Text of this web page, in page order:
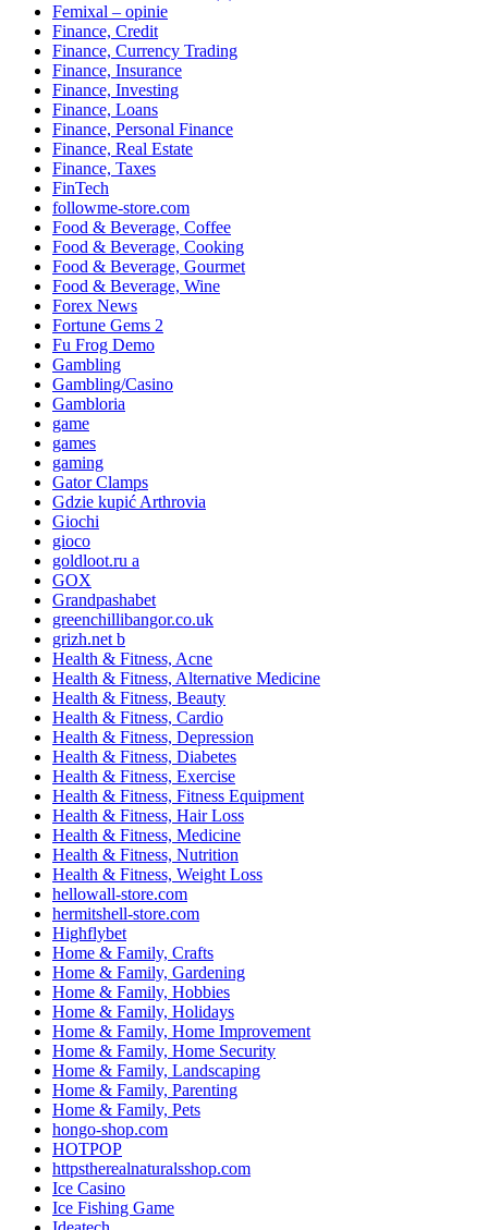
Femixal – opinie
Finance, Credit
Finance, Currency Trading
Finance, Insurance
Finance, Investing
Finance, Loans
Finance, Personal Finance
Finance, Real Estate
Finance, Taxes
FinTech
followme-store.com
Food & Beverage, Coffee
Food & Beverage, Cooking
Food & Beverage, Gourmet
Food & Beverage, Wine
Forex News
Fortune Gems 2
Fu Frog Demo
Gambling
Gambling/Casino
Gambloria
game
games
gaming
Gator Clamps
Gdzie kupić Arthrovia
Giochi
gioco
goldloot.ru a
GOX
Grandpashabet
greenchillibangor.co.uk
grizh.net b
Health & Fitness, Acne
Health & Fitness, Alternative Medicine
Health & Fitness, Beauty
Health & Fitness, Cardio
Health & Fitness, Depression
Health & Fitness, Diabetes
Health & Fitness, Exercise
Health & Fitness, Fitness Equipment
Health & Fitness, Hair Loss
Health & Fitness, Medicine
Health & Fitness, Nutrition
Health & Fitness, Weight Loss
hellowall-store.com
hermitshell-store.com
Highflybet
Home & Family, Crafts
Home & Family, Gardening
Home & Family, Hobbies
Home & Family, Holidays
Home & Family, Home Improvement
Home & Family, Home Security
Home & Family, Landscaping
Home & Family, Parenting
Home & Family, Pets
hongo-shop.com
HOTPOP
httpstherealnaturalsshop.com
Ice Casino
Ice Fishing Game